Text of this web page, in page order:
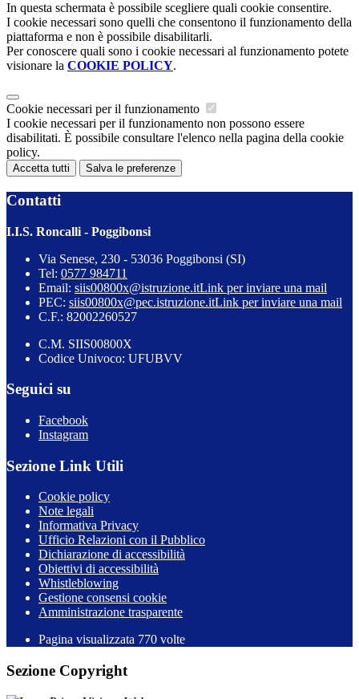
In questa schermata è possibile scegliere quali cookie consentire.
I cookie necessari sono quelli che consentono il funzionamento della
piattaforma e non è possibile disabilitarli.
Per conoscere quali sono i cookie necessari al funzionamento potete
visionare la COOKIE POLICY.
Cookie necessari per il funzionamento
I cookie necessari per il funzionamento non possono essere
disabilitati. È possibile consultare l'elenco nella pagina della cookie
policy.
Accetta tutti Salva le preferenze
Contatti
I.I.S. Roncalli - Poggibonsi
Via Senese, 230 - 53036 Poggibonsi (SI)
Tel: 0577 984711
Email: siis00800x@istruzione.itLink per inviare una mail
PEC: siis00800x@pec.istruzione.itLink per inviare una mail
C.F.: 82002260527
C.M. SIIS00800X
Codice Univoco: UFUBVV
Seguici su
Facebook
Instagram
Sezione Link Utili
Cookie policy
Note legali
Informativa Privacy
Ufficio Relazioni con il Pubblico
Dichiarazione di accessibilità
Obiettivi di accessibilità
Whistleblowing
Gestione consensi cookie
Amministrazione trasparente
Pagina visualizzata 770 volte
Sezione Copyright